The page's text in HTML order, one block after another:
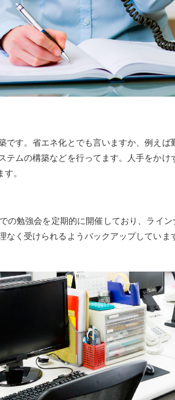
す。省エネ化とでも言いますか、例えば
ムの構築などを行ってます。人手をかけ
。
勉強会を定期的に開催しており、ライン
く受けられるようバックアップしていま